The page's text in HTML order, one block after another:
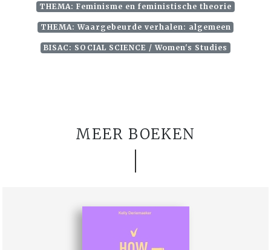
THEMA: Feminisme en feministische theorie
THEMA: Waargebeurde verhalen: algemeen
BISAC: SOCIAL SCIENCE / Women's Studies
MEER BOEKEN